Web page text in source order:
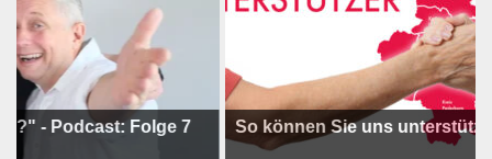
Folge 7 So können Sie uns unterstützen !